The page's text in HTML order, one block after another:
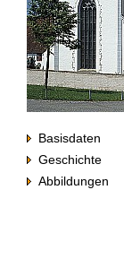
Basisdaten
Geschichte
Abbildungen